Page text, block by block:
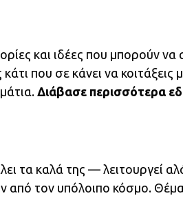
και ιδέες που μπορούν να
που σε κάνει να κοιτάξεις
Διάβασε περισσότερα
τα καλά της — λειτουργεί
από τον υπόλοιπο κόσμο.